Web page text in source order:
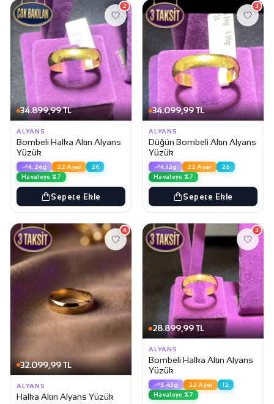
34.899,99 TL
2
ALYANS
Bombeli Halka Altın Alyans
Yüzük
4.24g 22 Ayar
24
Havaleye %7
Sepete Ekle
34.099,99 TL
3
ALYANS
Düğün Bombeli Altın Alyans
Yüzük
4.12g 22 Ayar
26
Havaleye %7
Sepete Ekle
32.099,99 TL
4
ALYANS
Halka Altın Alyans Yüzük
28.899,99 TL
3
ALYANS
Bombeli Halka Altın Alyans
Yüzük
3.43g 22 Ayar
12
Havaleye %7